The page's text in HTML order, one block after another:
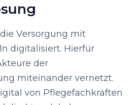
Versorgung mit
digitalisiert. Hierfür
der
miteinander vernetzt.
von Pflegefachkräften